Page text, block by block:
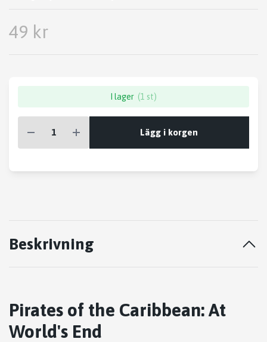
49 kr
I lager (1 st)
Lägg i korgen
Beskrivning
Pirates of the Caribbean: At
World's End